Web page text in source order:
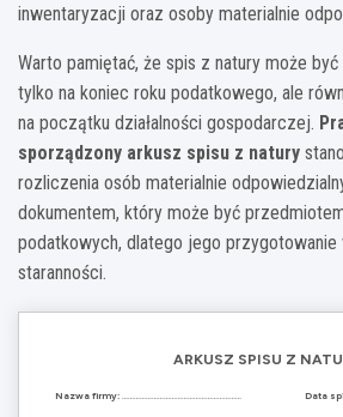
inwentaryzacji oraz osoby materialnie
Warto pamiętać, że spis z natury może
tylko na koniec roku podatkowego, ale
na początku działalności gospodarczej.
sporządzony arkusz spisu z natury
rozliczenia osób materialnie
dokumentem, który może być
podatkowych, dlatego jego
staranności.
ARKUSZ SPISU Z
Nazwa firmy: Data